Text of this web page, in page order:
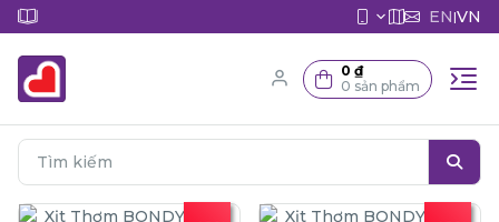
EN|VN
0 ₫
0 sản phẩm